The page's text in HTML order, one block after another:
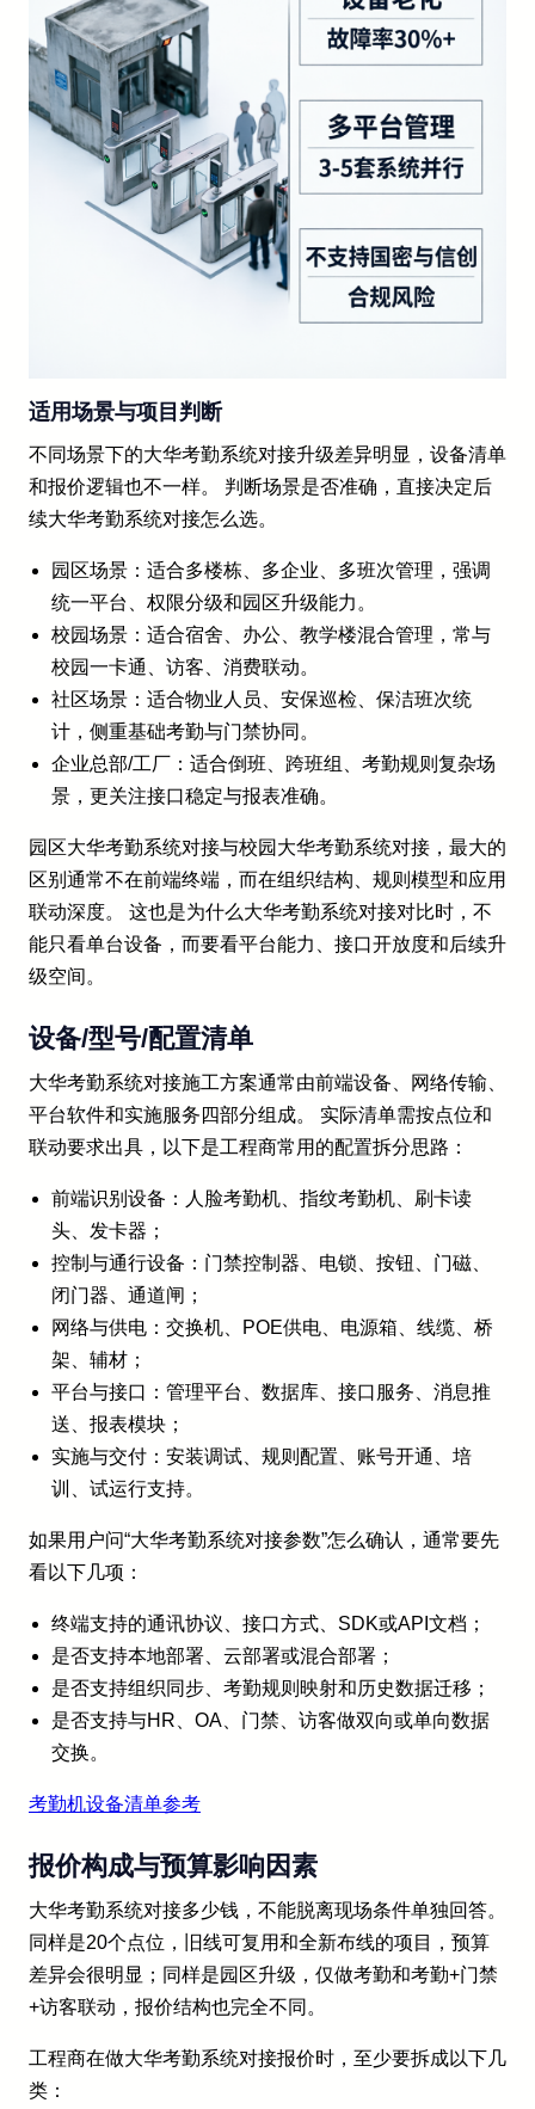
适用场景与项目判断
不同场景下的大华考勤系统对接升级差异明显，设备清单
和报价逻辑也不一样。 判断场景是否准确，直接决定后
续大华考勤系统对接怎么选。
园区场景：适合多楼栋、多企业、多班次管理，强调
统一平台、权限分级和园区升级能力。
校园场景：适合宿舍、办公、教学楼混合管理，常与
校园一卡通、访客、消费联动。
社区场景：适合物业人员、安保巡检、保洁班次统
计，侧重基础考勤与门禁协同。
企业总部/工厂：适合倒班、跨班组、考勤规则复杂场
景，更关注接口稳定与报表准确。
园区大华考勤系统对接与校园大华考勤系统对接，最大的
区别通常不在前端终端，而在组织结构、规则模型和应用
联动深度。 这也是为什么大华考勤系统对接对比时，不
能只看单台设备，而要看平台能力、接口开放度和后续升
级空间。
设备/型号/配置清单
大华考勤系统对接施工方案通常由前端设备、网络传输、
平台软件和实施服务四部分组成。 实际清单需按点位和
联动要求出具，以下是工程商常用的配置拆分思路：
前端识别设备：人脸考勤机、指纹考勤机、刷卡读
头、发卡器；
控制与通行设备：门禁控制器、电锁、按钮、门磁、
闭门器、通道闸；
网络与供电：交换机、POE供电、电源箱、线缆、桥
架、辅材；
平台与接口：管理平台、数据库、接口服务、消息推
送、报表模块；
实施与交付：安装调试、规则配置、账号开通、培
训、试运行支持。
如果用户问“大华考勤系统对接参数”怎么确认，通常要先
看以下几项：
终端支持的通讯协议、接口方式、SDK或API文档；
是否支持本地部署、云部署或混合部署；
是否支持组织同步、考勤规则映射和历史数据迁移；
是否支持与HR、OA、门禁、访客做双向或单向数据
交换。
考勤机设备清单参考
报价构成与预算影响因素
大华考勤系统对接多少钱，不能脱离现场条件单独回答。
同样是20个点位，旧线可复用和全新布线的项目，预算
差异会很明显；同样是园区升级，仅做考勤和考勤+门禁
+访客联动，报价结构也完全不同。
工程商在做大华考勤系统对接报价时，至少要拆成以下几
类：